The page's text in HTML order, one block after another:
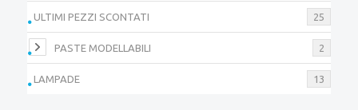
ULTIMI PEZZI SCONTATI 25
PASTE MODELLABILI 2
LAMPADE 13